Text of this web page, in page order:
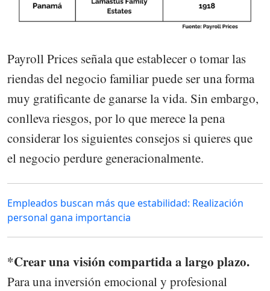
Payroll Prices señala que establecer o tomar las
riendas del negocio familiar puede ser una forma
muy gratificante de ganarse la vida. Sin embargo,
conlleva riesgos, por lo que merece la pena
considerar los siguientes consejos si quieres que
el negocio perdure generacionalmente.
Empleados buscan más que estabilidad: Realización
personal gana importancia
​​​​​​​*Crear una visión compartida a largo plazo.
Para una inversión emocional y profesional